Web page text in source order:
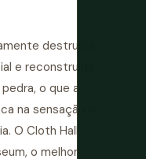
destruída
e reconstruída
o que a
na sensação e
O Cloth Hall
o melhor